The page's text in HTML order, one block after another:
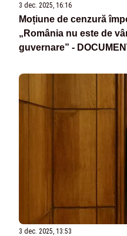
3 dec. 2025, 16:16
Moțiune de cenzură
„România nu este de
guvernare” -
3 dec. 2025, 13:53